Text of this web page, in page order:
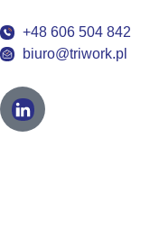
+48 606 504 842
biuro@triwork.pl